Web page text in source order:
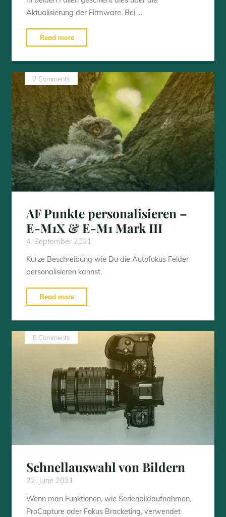
Aktualisierung der Firmware. Bei …
Read more
D
E-
M1
Mark
III
/
OM-
1
Firmware
aktualisieren"
2 Comments
AF Punkte personalisieren –
E-M1X & E-M1 Mark III
4. September 2021
Kurze Beschreibung wie Du die Autofokus Felder
personalisieren kannst.
Read more
Punkte
personalisieren
–
E-
&
E-
M1
Mark
III"
5 Comments
Schnellauswahl von Bildern
22. June 2021
Wenn man Funktionen, wie Serienbildaufnahmen,
ProCapture oder Fokus Bracketing, verwendet